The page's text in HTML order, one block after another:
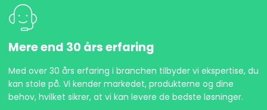
Mere end 30 års erfaring
Med over 30 års erfaring i branchen tilbyder vi ekspertise, du
kan stole på. Vi kender markedet, produkterne og dine
behov, hvilket sikrer, at vi kan levere de bedste løsninger.